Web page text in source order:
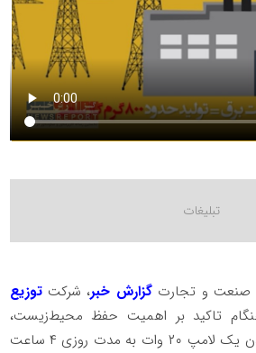
صنعت و تجارت گزارش خبر، شرکتتوزیع
تاکید بر اهمیت حفظ محیط‌زیست،
هشدار داد که روشن ماندن یک لامپ ۲۰ وات به مدت روزی ۴ ساعت